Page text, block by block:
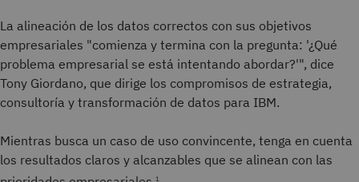
La alineación de los datos correctos con sus objetivos
empresariales "comienza y termina con la pregunta: '¿Qué
problema empresarial se está intentando abordar?'", dice
Tony Giordano, que dirige los compromisos de estrategia,
consultoría y transformación de datos para IBM.
Mientras busca un caso de uso convincente, tenga en cuenta
los resultados claros y alcanzables que se alinean con las
1